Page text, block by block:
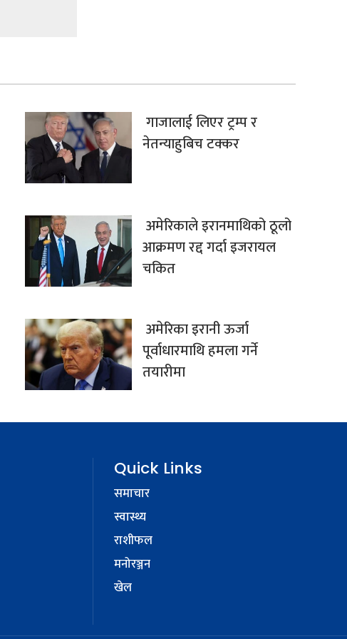
गाजालाई लिएर ट्रम्प र
नेतन्याहुबिच टक्कर
अमेरिकाले इरानमाथिको ठूलो
आक्रमण रद्द गर्दा इजरायल
चकित
अमेरिका इरानी ऊर्जा
पूर्वाधारमाथि हमला गर्ने
तयारीमा
Quick Links
समाचार
स्वास्थ्य
राशीफल
मनोरञ्जन
खेल